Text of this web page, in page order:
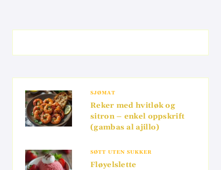
SJØMAT
Reker med hvitløk og
sitron – enkel oppskrift
(gambas al ajillo)
SØTT UTEN SUKKER
Fløyelslette